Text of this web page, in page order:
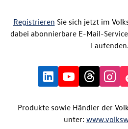
Registrieren Sie sich jetzt im
dabei abonnierbare E-Mail-
Laufenden.
Produkte sowie Händler der
unter: